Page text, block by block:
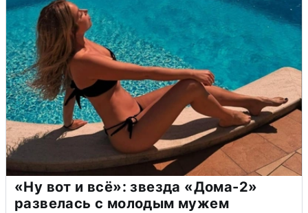
«Ну вот и всё»: звезда «Дома-2»
развелась с молодым мужем